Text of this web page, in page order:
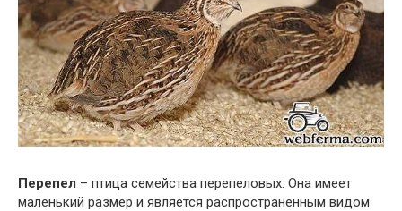
Перепел – птица семейства перепеловых. Она имеет
маленький размер и является распространенным видом